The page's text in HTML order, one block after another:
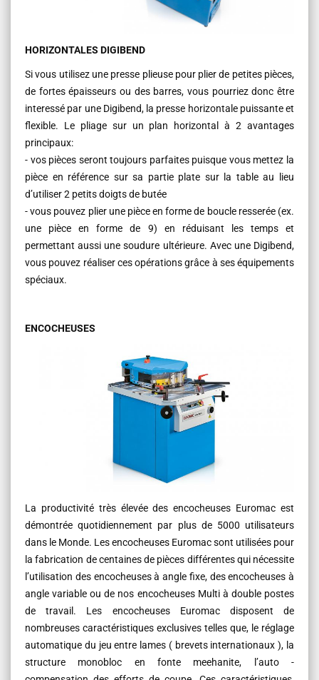
HORIZONTALES DIGIBEND
Si vous utilisez une presse plieuse pour plier de petites pièces,
de fortes épaisseurs ou des barres, vous pourriez donc être
interessé par une Digibend, la presse horizontale puissante et
flexible. Le pliage sur un plan horizontal à 2 avantages
principaux:
- vos pièces seront toujours parfaites puisque vous mettez la
pièce en référence sur sa partie plate sur la table au lieu
d’utiliser 2 petits doigts de butée
- vous pouvez plier une pièce en forme de boucle resserée (ex.
une pièce en forme de 9) en réduisant les temps et
permettant aussi une soudure ultérieure. Avec une Digibend,
vous pouvez réaliser ces opérations grâce à ses équipements
spéciaux.
ENCOCHEUSES
La productivité très élevée des encocheuses Euromac est
démontrée quotidiennement par plus de 5000 utilisateurs
dans le Monde. Les encocheuses Euromac sont utilisées pour
la fabrication de centaines de pièces différentes qui nécessite
l’utilisation des encocheuses à angle fixe, des encocheuses à
angle variable ou de nos encocheuses Multi à double postes
de travail. Les encocheuses Euromac disposent de
nombreuses caractéristiques exclusives telles que, le réglage
automatique du jeu entre lames ( brevets internationaux ), la
structure monobloc en fonte meehanite, l’auto -